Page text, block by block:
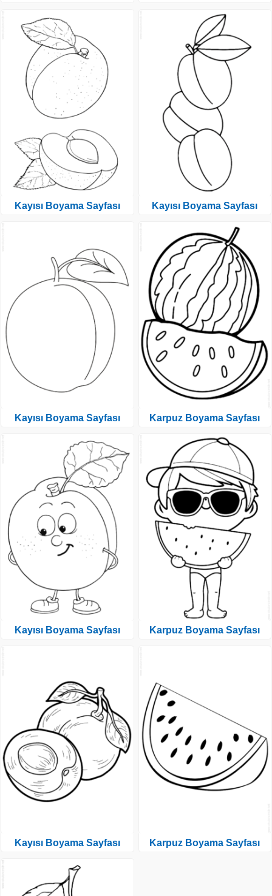
Kayısı Boyama Sayfası
Kayısı Boyama Sayfası
Kayısı Boyama Sayfası
Kayısı Boyama Sayfası
Kayısı Boyama Sayfası
Karpuz Boyama Sayfası
Karpuz Boyama Sayfası
Karpuz Boyama Sayfası